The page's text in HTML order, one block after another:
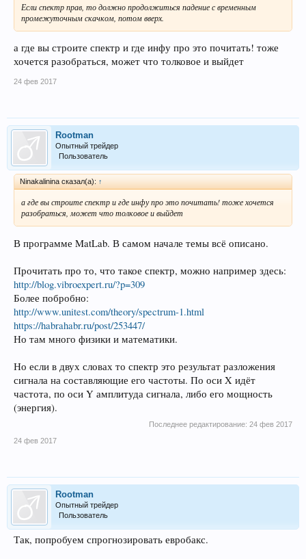
Если спектр прав, то должно продолжиться падение с временным
промежуточным скачком, потом вверх.
а где вы строите спектр и где инфу про это почитать! тоже
хочется разобраться, может что толковое и выйдет
24 фев 2017
Rootman
Опытный трейдер
Пользователь
Ninakalinina сказал(а): ↑
а где вы строите спектр и где инфу про это почитать! тоже хочется
разобраться, может что толковое и выйдет
В программе MatLab. В самом начале темы всё описано.
Прочитать про то, что такое спектр, можно например здесь:
http://blog.vibroexpert.ru/?p=309
Более побробно:
http://www.unitest.com/theory/spectrum-1.html
https://habrahabr.ru/post/253447/
Но там много физики и математики.
Но если в двух словах то спектр это результат разложения
сигнала на составляющие его частоты. По оси X идёт
частота, по оси Y амплитуда сигнала, либо его мощность
(энергия).
Последнее редактирование: 24 фев 2017
24 фев 2017
Rootman
Опытный трейдер
Пользователь
Так, попробуем спрогнозировать евробакс.